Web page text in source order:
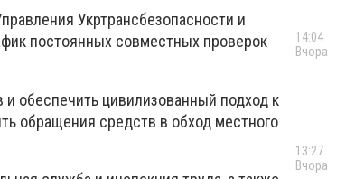
Укртрансбезопасности и
постоянных совместных проверок
обеспечить цивилизованный подход к
обращения средств в обход местного
14:04
Вчора
13:27
Вчора